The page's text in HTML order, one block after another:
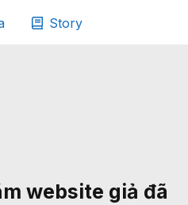
Story
website giả đã